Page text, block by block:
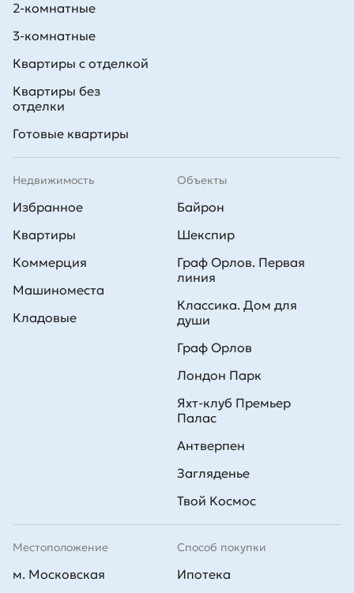
2-комнатные
3-комнатные
Квартиры с отделкой
Квартиры без
отделки
Готовые квартиры
Недвижимость
Избранное
Квартиры
Коммерция
Машиноместа
Кладовые
Способ покупки
Ипотека
Объекты
Байрон
Шекспир
Граф Орлов. Первая
линия
Классика. Дом для
души
Граф Орлов
Лондон Парк
Яхт-клуб Премьер
Палас
Антверпен
Загляденье
Твой Космос
Местоположение
м. Московская